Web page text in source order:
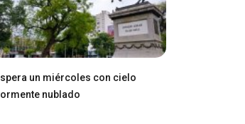
un miércoles con cielo
nublado